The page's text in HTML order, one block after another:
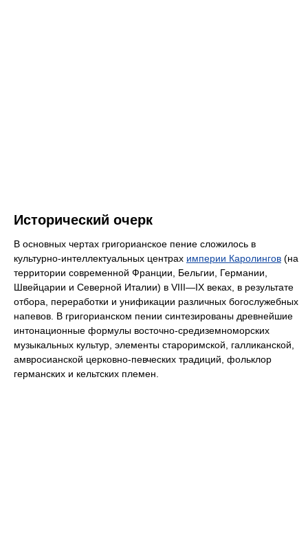
Исторический очерк
В основных чертах григорианское пение сложилось в
культурно-интеллектуальных центрах империи Каролингов (на
территории современной Франции, Бельгии, Германии,
Швейцарии и Северной Италии) в VIII—IX веках, в результате
отбора, переработки и унификации различных богослужебных
напевов. В григорианском пении синтезированы древнейшие
интонационные формулы восточно-средиземноморских
музыкальных культур, элементы староримской, галликанской,
амвросианской церковно-певческих традиций, фольклор
германских и кельтских племен.